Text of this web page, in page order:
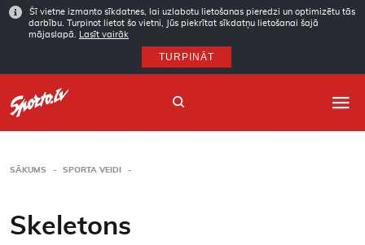
Šī vietne izmanto sīkdatnes, lai uzlabotu lietošanas pieredzi un optimizētu tās
darbību. Turpinot lietot šo vietni, Jūs piekrītat sīkdatņu lietošanai šajā
mājaslapā.
Lasīt vairāk
TURPINĀT
SĀKUMS SPORTA VEIDI
Skeletons